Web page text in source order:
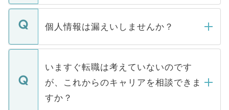
ません。
■応募殺到を避けるため 人気のある医療機
関を公にしてしまうと、応募が殺到する場
に、医療機関が求める条件に合った人材の
みを人材紹介会社に依頼するケースが増え
ています。
転職・入職を強要することは一切ありませ
ん。また、仮に応募先から内定をいただい
定を承諾する必要はありません。内定先へ
の辞退の連絡はキャリアパートナーが行い
個人情報は漏えいしませんか？
個人情報が漏えいすることはありませんの
で、ご安心ください。当サイトからの登録
などで収集したご登録者様の個人情報は、
ご本人のキャリアアップおよび転職活動の
支援を目的に使用いたします。お預かりし
いますぐ転職は考えていないのです
が、これからのキャリアを相談できま
すか？